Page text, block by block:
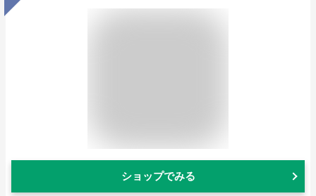
ショップでみる